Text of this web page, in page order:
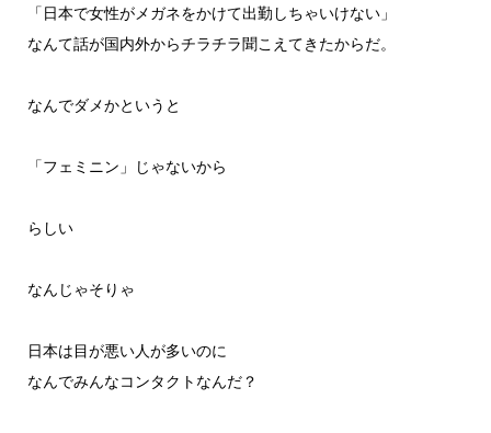
「日本で女性がメガネをかけて出勤しちゃいけない」
なんて話が国内外からチラチラ聞こえてきたからだ。
なんでダメかというと
「フェミニン」じゃないから
らしい
なんじゃそりゃ
日本は目が悪い人が多いのに
なんでみんなコンタクトなんだ？